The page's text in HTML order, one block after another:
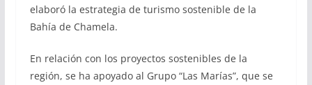
elaboró la estrategia de turismo sostenible de la
Bahía de Chamela.
En relación con los proyectos sostenibles de la
región, se ha apoyado al Grupo “Las Marías”, que se